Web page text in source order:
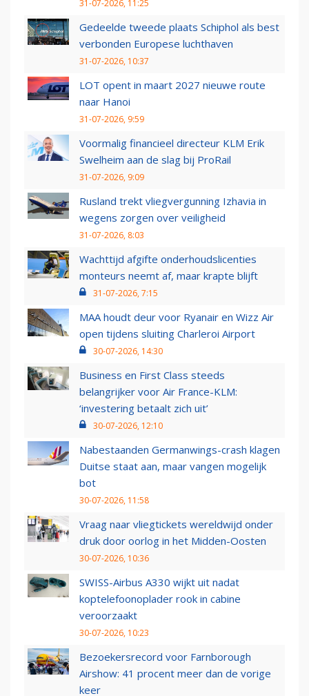
31-07-2026, 11:25
Gedeelde tweede plaats Schiphol als best
verbonden Europese luchthaven
31-07-2026, 10:37
LOT opent in maart 2027 nieuwe route
naar Hanoi
31-07-2026, 9:59
Voormalig financieel directeur KLM Erik
Swelheim aan de slag bij ProRail
31-07-2026, 9:09
Rusland trekt vliegvergunning Izhavia in
wegens zorgen over veiligheid
31-07-2026, 8:03
Wachttijd afgifte onderhoudslicenties
monteurs neemt af, maar krapte blijft
31-07-2026, 7:15
MAA houdt deur voor Ryanair en Wizz Air
open tijdens sluiting Charleroi Airport
30-07-2026, 14:30
Business en First Class steeds
belangrijker voor Air France-KLM:
‘investering betaalt zich uit’
30-07-2026, 12:10
Nabestaanden Germanwings-crash klagen
Duitse staat aan, maar vangen mogelijk
bot
30-07-2026, 11:58
Vraag naar vliegtickets wereldwijd onder
druk door oorlog in het Midden-Oosten
30-07-2026, 10:36
SWISS-Airbus A330 wijkt uit nadat
koptelefoonoplader rook in cabine
veroorzaakt
30-07-2026, 10:23
Bezoekersrecord voor Farnborough
Airshow: 41 procent meer dan de vorige
keer